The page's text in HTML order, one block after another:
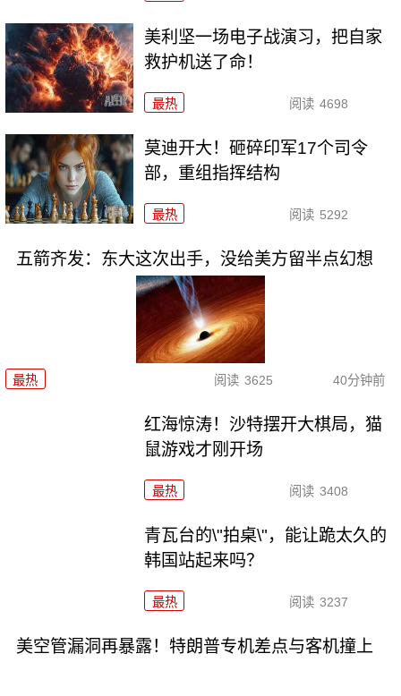
美利坚一场电子战演习，把自家
救护机送了命！
最热 阅读 4698
莫迪开大！砸碎印军17个司令
部，重组指挥结构
最热 阅读 5292
五箭齐发：东大这次出手，没给美方留半点幻想
最热 阅读 3625 40分钟前
红海惊涛！沙特摆开大棋局，猫
鼠游戏才刚开场
最热 阅读 3408
青瓦台的\"拍桌\"，能让跪太久的
韩国站起来吗？
最热 阅读 3237
美空管漏洞再暴露！特朗普专机差点与客机撞上